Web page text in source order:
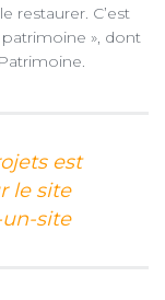
restaurer. C’est
», dont
est
le site
site